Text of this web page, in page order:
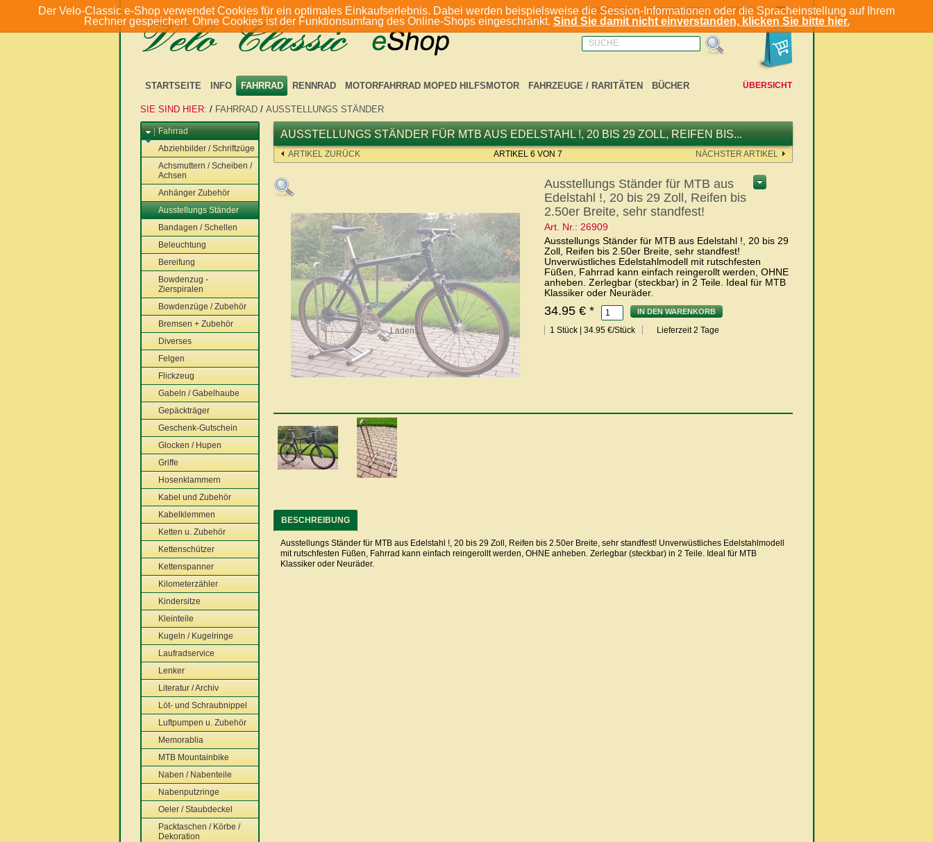
Der Velo-Classic e-Shop verwendet Cookies für ein optimales Einkaufserlebnis. Dabei werden beispielsweise die Session-Informationen oder die Spracheinstellung auf Ihrem
Rechner gespeichert. Ohne Cookies ist der Funktionsumfang des Online-Shops eingeschränkt. Sind Sie damit nicht einverstanden, klicken Sie bitte hier.
KONTO
ANMELDEN REGISTRIEREN
STARTSEITE INFO FAHRRAD RENNRAD MOTORFAHRRAD MOPED HILFSMOTOR FAHRZEUGE / RARITÄTEN BÜCHER
SUCHE
SIE SIND HIER: / FAHRRAD / AUSSTELLUNGS STÄNDER
Fahrrad
Abziehbilder / Schriftzüge
Achsmuttern / Scheiben /
Achsen
Anhänger Zubehör
Ausstellungs Ständer
Bandagen / Schellen
Beleuchtung
Bereifung
Bowdenzug -
Zierspiralen
Bowdenzüge / Zubehör
Bremsen + Zubehör
Diverses
Felgen
Flickzeug
Gabeln / Gabelhaube
Gepäckträger
Geschenk-Gutschein
Glocken / Hupen
Griffe
Hosenklammern
Kabel und Zubehör
Kabelklemmen
Ketten u. Zubehör
Kettenschützer
Kettenspanner
Kilometerzähler
Kindersitze
Kleinteile
Kugeln / Kugelringe
Laufradservice
Lenker
Literatur / Archiv
Löt- und Schraubnippel
Luftpumpen u. Zubehör
Memorablia
MTB Mountainbike
Naben / Nabenteile
Nabenputzringe
Oeler / Staubdeckel
Packtaschen / Körbe /
Dekoration
ÜBERSICHT
AUSSTELLUNGS STÄNDER FÜR MTB AUS EDELSTAHL !, 20 BIS 29 ZOLL, REIFEN BIS...
ARTIKEL ZURÜCK ARTIKEL 6 VON 7 NÄCHSTER ARTIKEL
Laden...
Ausstellungs Ständer für MTB aus
Edelstahl !, 20 bis 29 Zoll, Reifen bis
2.50er Breite, sehr standfest!
Art. Nr.: 26909
Ausstellungs Ständer für MTB aus Edelstahl !, 20 bis 29
Zoll, Reifen bis 2.50er Breite, sehr standfest!
Unverwüstliches Edelstahlmodell mit rutschfesten
Füßen, Fahrrad kann einfach reingerollt werden, OHNE
anheben. Zerlegbar (steckbar) in 2 Teile. Ideal für MTB
Klassiker oder Neuräder.
34.95 € * IN DEN WARENKORB
1 Stück | 34.95 €/Stück Lieferzeit 2 Tage
BESCHREIBUNG
Ausstellungs Ständer für MTB aus Edelstahl !, 20 bis 29 Zoll, Reifen bis 2.50er Breite, sehr standfest! Unverwüstliches Edelstahlmodell
mit rutschfesten Füßen, Fahrrad kann einfach reingerollt werden, OHNE anheben. Zerlegbar (steckbar) in 2 Teile. Ideal für MTB
Klassiker oder Neuräder.